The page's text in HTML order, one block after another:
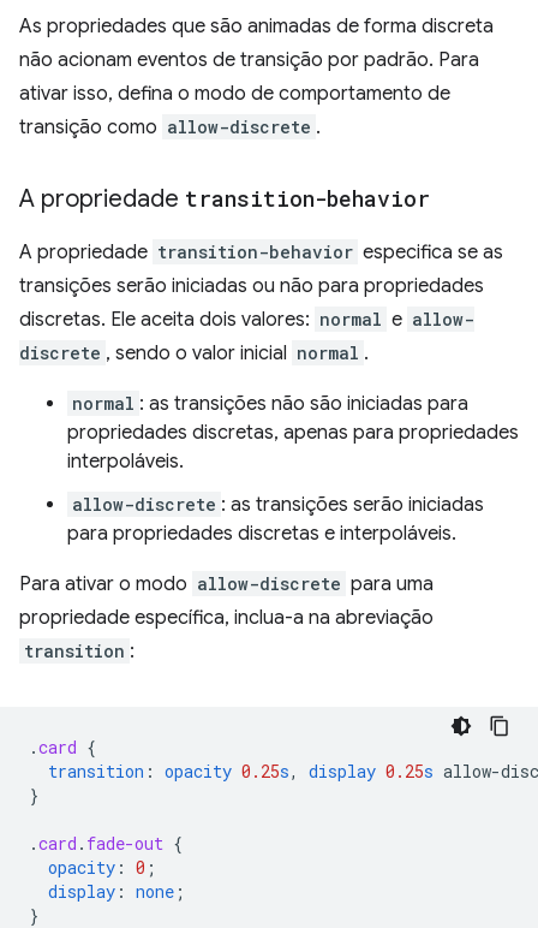
As propriedades que são animadas de forma discreta
não acionam eventos de transição por padrão. Para
ativar isso, defina o modo de comportamento de
transição como allow-discrete .
A propriedade transition-behavior
A propriedade transition-behavior especifica se as
transições serão iniciadas ou não para propriedades
discretas. Ele aceita dois valores: normal e allow-
discrete , sendo o valor inicial normal .
normal : as transições não são iniciadas para
propriedades discretas, apenas para propriedades
interpoláveis.
allow-discrete : as transições serão iniciadas
para propriedades discretas e interpoláveis.
Para ativar o modo allow-discrete para uma
propriedade específica, inclua-a na abreviação
transition :
.card {
transition : opacity 0.25s, display 0.25s allow-
}
.card . fade-out {
opacity : 0 ;
display : none ;
}